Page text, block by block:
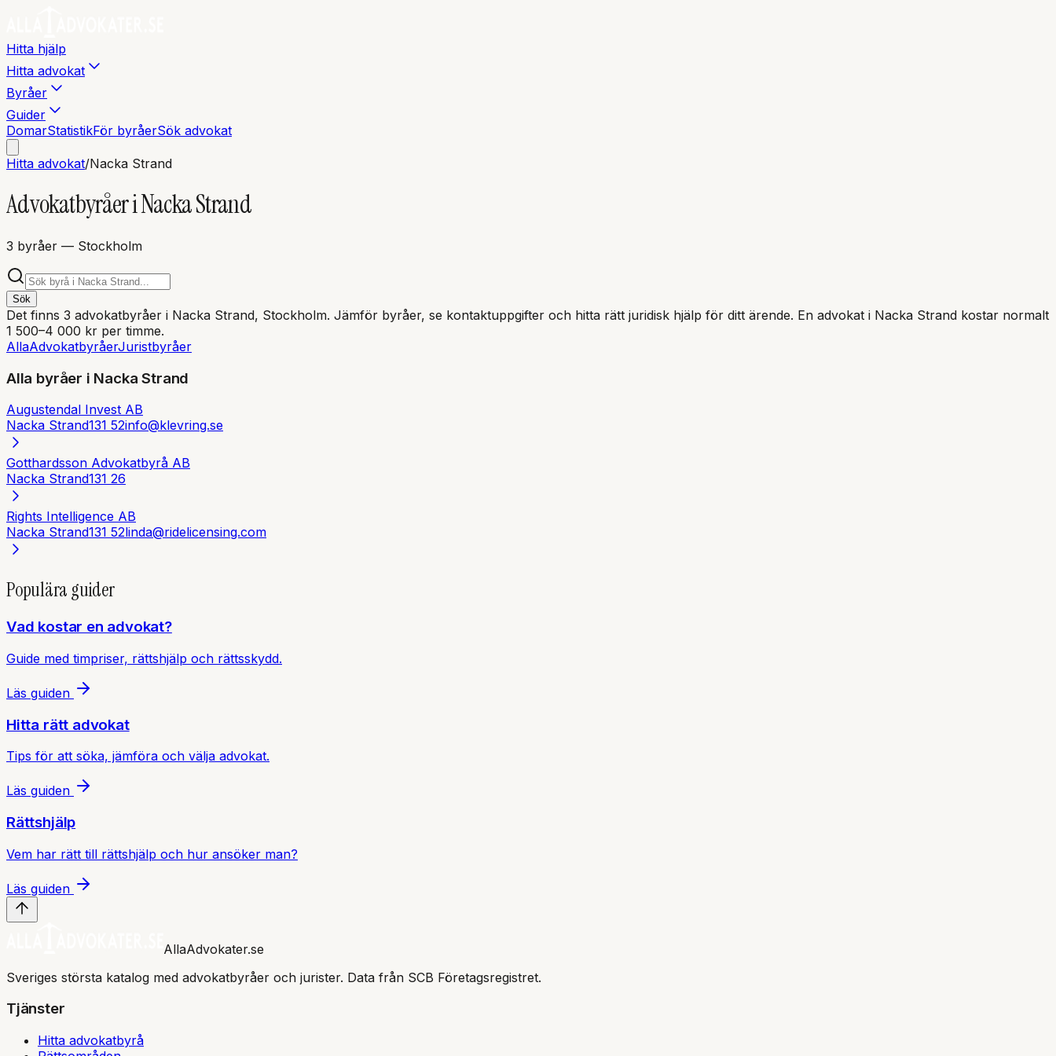
Hitta hjälp
Hitta advokat
Byråer
Guider
DomarStatistikFör byråerSök advokat
Hitta advokat/Nacka Strand
Advokatbyråer iNacka Strand
3 byråer — Stockholm
Sök
Det finns 3 advokatbyråer i Nacka Strand, Stockholm. Jämför byråer, se kontaktuppgifter och hitta rätt juridisk hjälp för ditt ärende. En advokat i Nacka Strand kostar normalt
1 500–4 000 kr per timme.
AllaAdvokatbyråerJuristbyråer
Alla byråer i Nacka Strand
Augustendal Invest AB
Nacka Strand131 52info@klevring.se
Gotthardsson Advokatbyrå AB
Nacka Strand131 26
Rights Intelligence AB
Nacka Strand131 52linda@ridelicensing.com
Populära guider
Vad kostar en advokat?
Guide med timpriser, rättshjälp och rättsskydd.
Läs guiden
Hitta rätt advokat
Tips för att söka, jämföra och välja advokat.
Läs guiden
Rättshjälp
Vem har rätt till rättshjälp och hur ansöker man?
Läs guiden
AllaAdvokater.se
Sveriges största katalog med advokatbyråer och jurister. Data från SCB Företagsregistret.
Tjänster
Hitta advokatbyrå